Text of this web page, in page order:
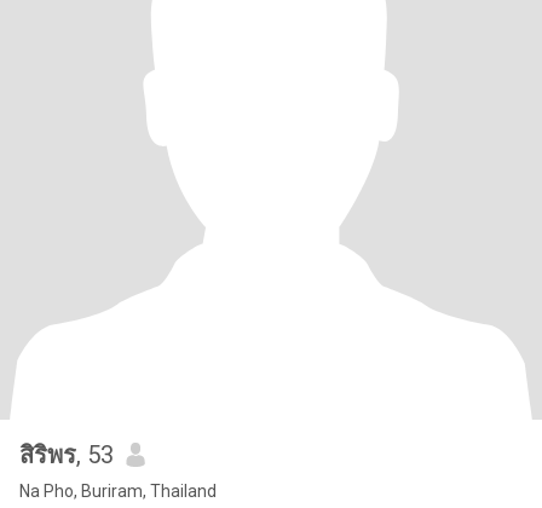
สิริพร, 53
Na Pho, Buriram, Thailand